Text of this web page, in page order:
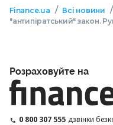
Finance.ua / Всі новини /
"антипіратський" закон.
Розраховуйте на
0 800 307 555 дзвінки